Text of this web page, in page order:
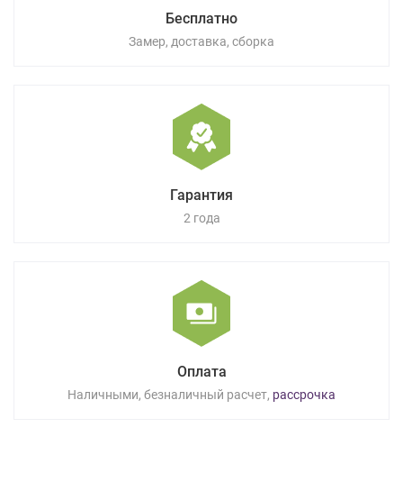
Бесплатно
Замер, доставка, сборка
Гарантия
2 года
Оплата
Наличными, безналичный расчет, рассрочка